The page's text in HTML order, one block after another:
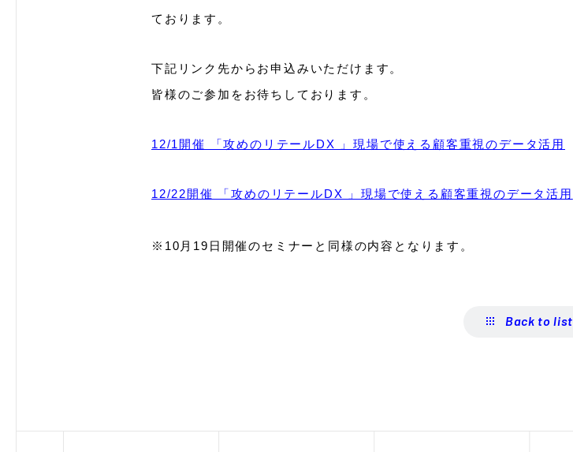
ております。
下記リンク先からお申込みいただけます。
皆様のご参加をお待ちしております。
12/1開催 「攻めのリテールDX 」現場で使える顧客重視のデータ活用
12/22開催 「攻めのリテールDX 」現場で使える顧客重視のデータ活用
※10月19日開催のセミナーと同様の内容となります。
Back to list